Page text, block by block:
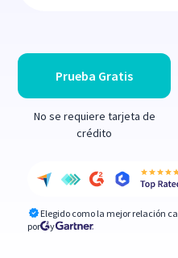
Prueba Gratis
No se requiere tarjeta de
crédito
Elegido como la mejor relación
por
y